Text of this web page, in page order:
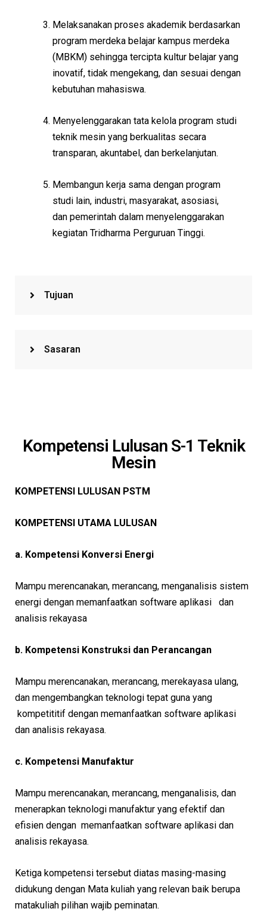
Melaksanakan proses akademik berdasarkan
program merdeka belajar kampus merdeka
(MBKM) sehingga tercipta kultur belajar yang
inovatif, tidak mengekang, dan sesuai dengan
kebutuhan mahasiswa.
Menyelenggarakan tata kelola program studi
teknik mesin yang berkualitas secara
transparan, akuntabel, dan berkelanjutan.
Membangun kerja sama dengan program
studi lain, industri, masyarakat, asosiasi,
dan pemerintah dalam menyelenggarakan
kegiatan Tridharma Perguruan Tinggi.
Tujuan
Sasaran
Kompetensi Lulusan S-1 Teknik
Mesin
KOMPETENSI LULUSAN PSTM
KOMPETENSI UTAMA LULUSAN
a. Kompetensi Konversi Energi
Mampu merencanakan, merancang, menganalisis sistem
energi dengan memanfaatkan software aplikasi dan
analisis rekayasa
b. Kompetensi Konstruksi dan Perancangan
Mampu merencanakan, merancang, merekayasa ulang,
dan mengembangkan teknologi tepat guna yang
kompetititif dengan memanfaatkan software aplikasi
dan analisis rekayasa.
c. Kompetensi Manufaktur
Mampu merencanakan, merancang, menganalisis, dan
menerapkan teknologi manufaktur yang efektif dan
efisien dengan memanfaatkan software aplikasi dan
analisis rekayasa.
Ketiga kompetensi tersebut diatas masing-masing
didukung dengan Mata kuliah yang relevan baik berupa
matakuliah pilihan wajib peminatan.